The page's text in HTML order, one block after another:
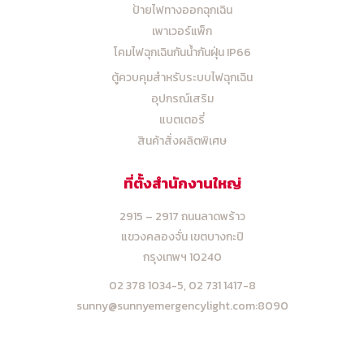
ป้ายไฟทางออกฉุกเฉิน
เพาเวอร์แพ็ก
โคมไฟฉุกเฉินกันน้ำกันฝุ่น IP66
ตู้ควบคุมสำหรับระบบไฟฉุกเฉิน
อุปกรณ์เสริม
แบตเตอรี่
สินค้าสั่งผลิตพิเศษ
ที่ตั้งสำนักงานใหญ่
2915 – 2917 ถนนลาดพร้าว
แขวงคลองจั่น เขตบางกะปิ
กรุงเทพฯ 10240
02 378 1034-5, 02 731 1417-8
sunny@sunnyemergencylight.com:8090